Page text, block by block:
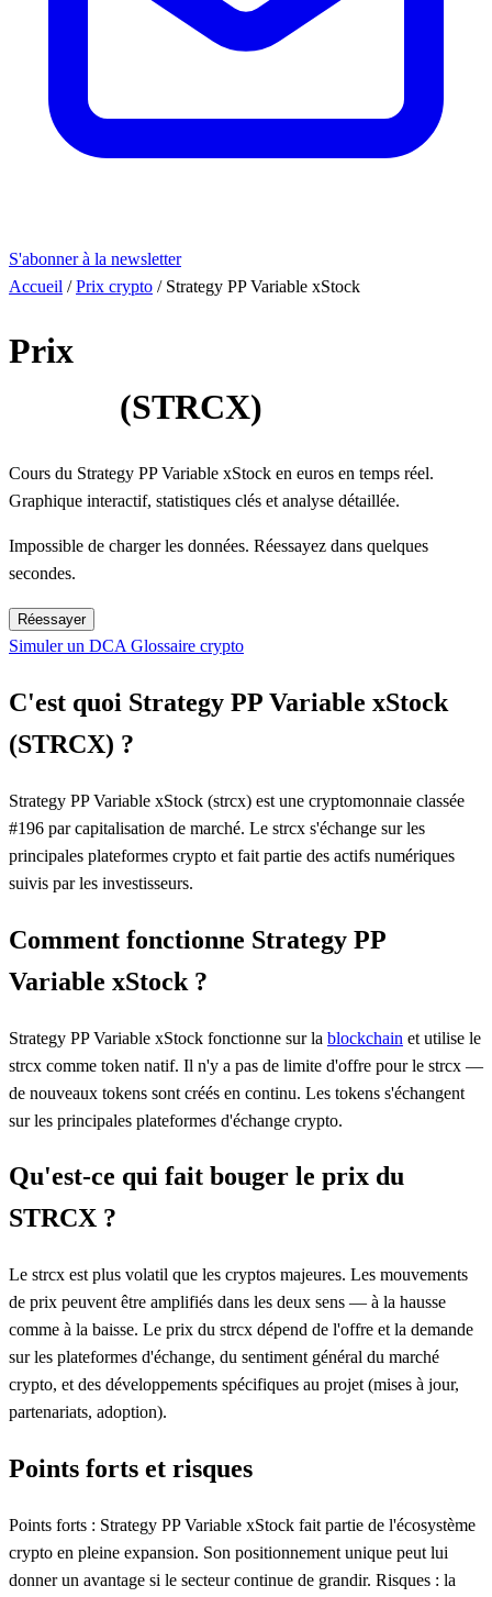
S'abonner à la newsletter
Accueil / Prix crypto / Strategy PP Variable xStock
Prix
(STRCX)
Cours du Strategy PP Variable xStock en euros en temps réel.
Graphique interactif, statistiques clés et analyse détaillée.
Impossible de charger les données. Réessayez dans quelques
secondes.
Réessayer
Simuler un DCA Glossaire crypto
C'est quoi Strategy PP Variable xStock
(STRCX) ?
Strategy PP Variable xStock (strcx) est une cryptomonnaie classée
#196 par capitalisation de marché. Le strcx s'échange sur les
principales plateformes crypto et fait partie des actifs numériques
suivis par les investisseurs.
Comment fonctionne Strategy PP
Variable xStock ?
Strategy PP Variable xStock fonctionne sur la blockchain et utilise le
strcx comme token natif. Il n'y a pas de limite d'offre pour le strcx —
de nouveaux tokens sont créés en continu. Les tokens s'échangent
sur les principales plateformes d'échange crypto.
Qu'est-ce qui fait bouger le prix du
STRCX ?
Le strcx est plus volatil que les cryptos majeures. Les mouvements
de prix peuvent être amplifiés dans les deux sens — à la hausse
comme à la baisse. Le prix du strcx dépend de l'offre et la demande
sur les plateformes d'échange, du sentiment général du marché
crypto, et des développements spécifiques au projet (mises à jour,
partenariats, adoption).
Points forts et risques
Points forts : Strategy PP Variable xStock fait partie de l'écosystème
crypto en pleine expansion. Son positionnement unique peut lui
donner un avantage si le secteur continue de grandir. Risques : la